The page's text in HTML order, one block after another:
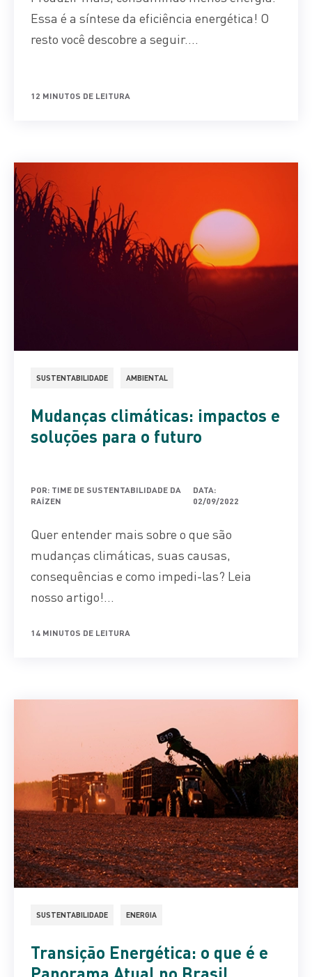
Essa é a síntese da eficiência energética! O
resto você descobre a seguir....
12 MINUTOS DE LEITURA
SUSTENTABILIDADE AMBIENTAL
Mudanças climáticas: impactos e
soluções para o futuro
POR: TIME DE SUSTENTABILIDADE DA
RAÍZEN
DATA:
02/09/2022
Quer entender mais sobre o que são
mudanças climáticas, suas causas,
consequências e como impedi-las? Leia
nosso artigo!...
14 MINUTOS DE LEITURA
SUSTENTABILIDADE ENERGIA
Transição Energética: o que é e